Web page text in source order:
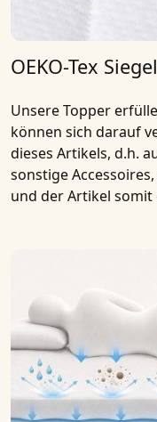
OEKO-Tex Siegel
Unsere Topper
können sich darauf
dieses Artikels, d.h.
sonstige
und der Artikel